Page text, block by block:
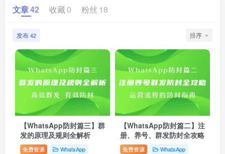
文章42 收藏 0 粉丝 18
发布 42 排序
【WhatsApp防封篇三】群
发的原理及规则全解析
免费资源 WhatsApp
【WhatsApp防封篇二】注
册、养号、群发防封全攻略
免费资源 WhatsApp